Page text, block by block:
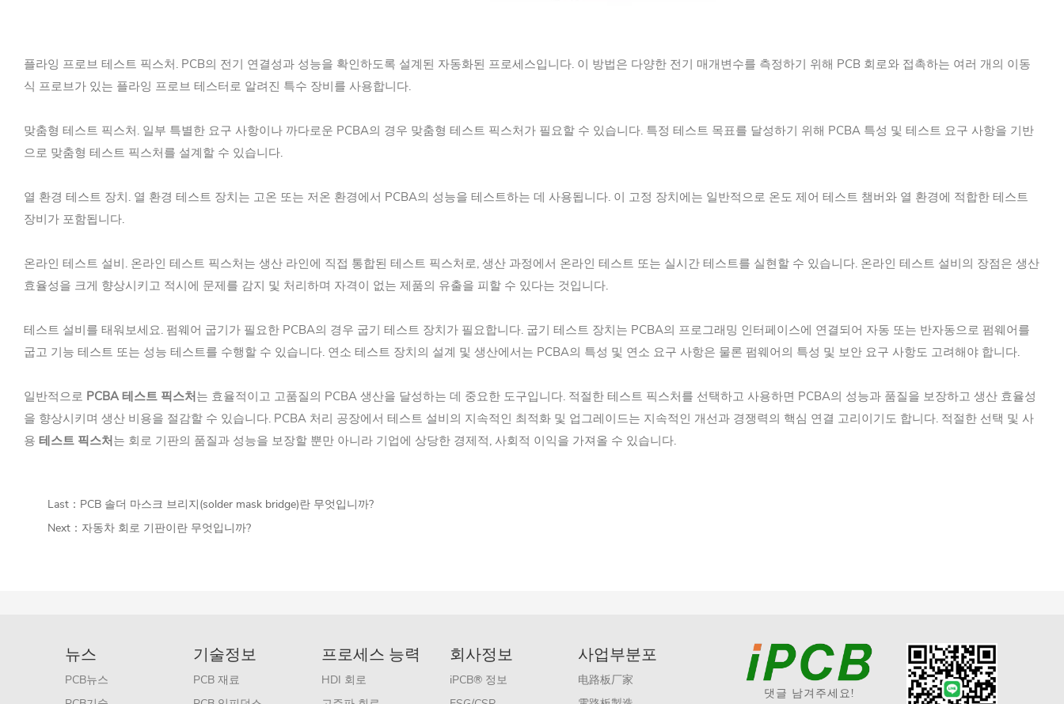
플라잉 프로브 테스트 픽스처. PCB의 전기 연결성과 성능을 확인하도록 설계된 자동화된 프로세스입니다. 이 방법은 다양한 전기 매개변수를 측정하기 위해 PCB 회로와 접촉하는 여러 개의 이동
식 프로브가 있는 플라잉 프로브 테스터로 알려진 특수 장비를 사용합니다.
맞춤형 테스트 픽스처. 일부 특별한 요구 사항이나 까다로운 PCBA의 경우 맞춤형 테스트 픽스처가 필요할 수 있습니다. 특정 테스트 목표를 달성하기 위해 PCBA 특성 및 테스트 요구 사항을 기반
으로 맞춤형 테스트 픽스처를 설계할 수 있습니다.
열 환경 테스트 장치. 열 환경 테스트 장치는 고온 또는 저온 환경에서 PCBA의 성능을 테스트하는 데 사용됩니다. 이 고정 장치에는 일반적으로 온도 제어 테스트 챔버와 열 환경에 적합한 테스트
장비가 포함됩니다.
온라인 테스트 설비. 온라인 테스트 픽스처는 생산 라인에 직접 통합된 테스트 픽스처로, 생산 과정에서 온라인 테스트 또는 실시간 테스트를 실현할 수 있습니다. 온라인 테스트 설비의 장점은 생산
효율성을 크게 향상시키고 적시에 문제를 감지 및 처리하며 자격이 없는 제품의 유출을 피할 수 있다는 것입니다.
테스트 설비를 태워보세요. 펌웨어 굽기가 필요한 PCBA의 경우 굽기 테스트 장치가 필요합니다. 굽기 테스트 장치는 PCBA의 프로그래밍 인터페이스에 연결되어 자동 또는 반자동으로 펌웨어를
굽고 기능 테스트 또는 성능 테스트를 수행할 수 있습니다. 연소 테스트 장치의 설계 및 생산에서는 PCBA의 특성 및 연소 요구 사항은 물론 펌웨어의 특성 및 보안 요구 사항도 고려해야 합니다.
일반적으로 PCBA 테스트 픽스처 는 효율적이고 고품질의 PCBA 생산을 달성하는 데 중요한 도구입니다. 적절한 테스트 픽스처를 선택하고 사용하면 PCBA의 성능과 품질을 보장하고 생산 효율성
을 향상시키며 생산 비용을 절감할 수 있습니다. PCBA 처리 공장에서 테스트 설비의 지속적인 최적화 및 업그레이드는 지속적인 개선과 경쟁력의 핵심 연결 고리이기도 합니다. 적절한 선택 및 사
용 테스트 픽스처 는 회로 기판의 품질과 성능을 보장할 뿐만 아니라 기업에 상당한 경제적, 사회적 이익을 가져올 수 있습니다.
Last： PCB 솔더 마스크 브리지(solder mask bridge​)란 무엇입니까?
Next： 자동차 회로 기판이란 무엇입니까?
뉴스
PCB뉴스
기술정보
PCB 재료
프로세스 능력
HDI 회로
회사정보
iPCB® 정보
사업부분포
电路板厂家
댓글 남겨주세요!